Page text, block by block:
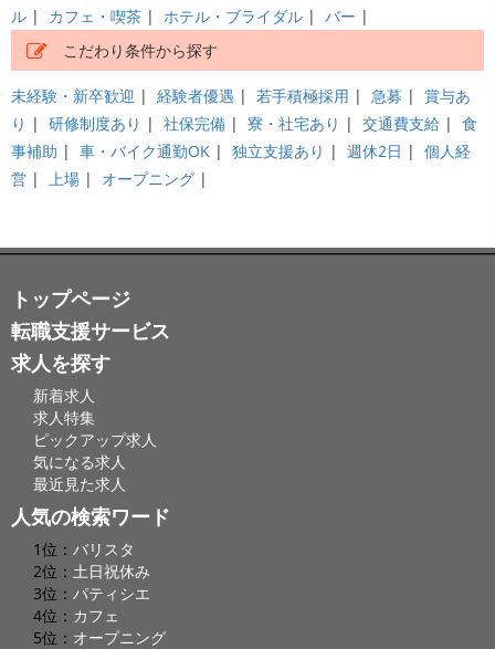
ル | カフェ・喫茶 | ホテル・ブライダル | バー |
こだわり条件から探す
未経験・新卒歓迎 | 経験者優遇 | 若手積極採用 | 急募 | 賞与あ
り | 研修制度あり | 社保完備 | 寮・社宅あり | 交通費支給 | 食
事補助 | 車・バイク通勤OK | 独立支援あり | 週休2日 | 個人経
営 | 上場 | オープニング |
トップページ
転職支援サービス
求人を探す
新着求人
求人特集
ピックアップ求人
気になる求人
最近見た求人
人気の検索ワード
1位： バリスタ
2位： 土日祝休み
3位： パティシエ
4位： カフェ
5位： オープニング